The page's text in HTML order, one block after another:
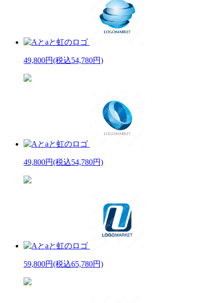
49,800円(税込54,780円)
49,800円(税込54,780円)
59,800円(税込65,780円)